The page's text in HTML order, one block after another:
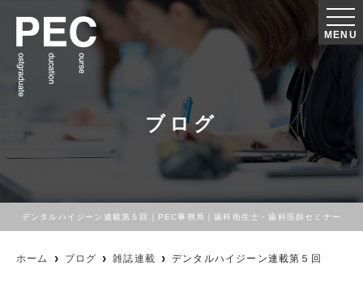
MENU
ブログ
デンタルハイジーン連載第５回｜PEC事務局｜歯科衛生士・歯科医師セミナー
ホーム ブログ 雑誌連載 デンタルハイジーン連載第５回